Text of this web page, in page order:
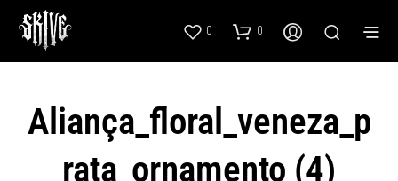
0 0
Aliança_floral_veneza_p
Rata_ornamento (4)